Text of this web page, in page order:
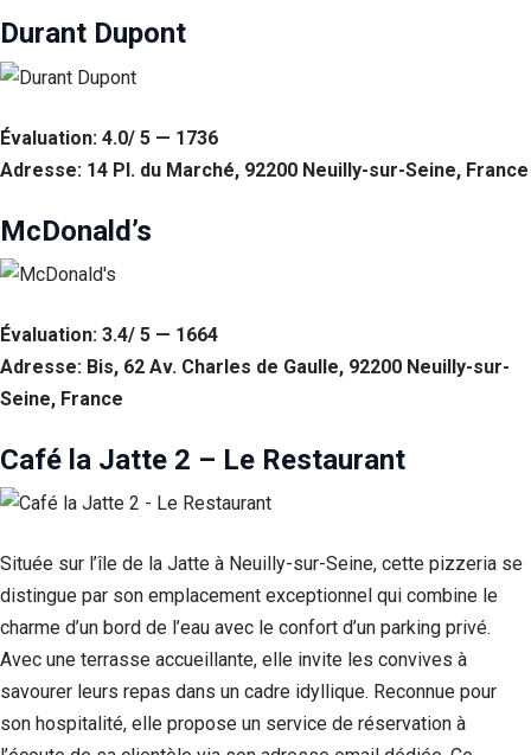
Durant Dupont
Évaluation: 4.0/ 5 — 1736
Adresse: 14 Pl. du Marché, 92200 Neuilly-sur-Seine, France
McDonald’s
Évaluation: 3.4/ 5 — 1664
Adresse: Bis, 62 Av. Charles de Gaulle, 92200 Neuilly-sur-
Seine, France
Café la Jatte 2 – Le Restaurant
Située sur l’île de la Jatte à Neuilly-sur-Seine, cette pizzeria se
distingue par son emplacement exceptionnel qui combine le
charme d’un bord de l’eau avec le confort d’un parking privé.
Avec une terrasse accueillante, elle invite les convives à
savourer leurs repas dans un cadre idyllique. Reconnue pour
son hospitalité, elle propose un service de réservation à